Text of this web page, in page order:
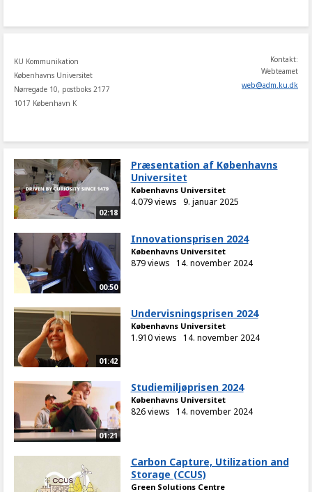
KU Kommunikation
Københavns Universitet
Nørregade 10, postboks 2177
1017 København K
Kontakt:
Webteamet
web@adm.ku.dk
02:18
Præsentation af Københavns
Universitet
Københavns Universitet
4.079 views 9. januar 2025
00:50
Innovationsprisen 2024
Københavns Universitet
879 views 14. november 2024
01:42
Undervisningsprisen 2024
Københavns Universitet
1.910 views 14. november 2024
01:21
Studiemiljøprisen 2024
Københavns Universitet
826 views 14. november 2024
Carbon Capture, Utilization and
Storage (CCUS)
Green Solutions Centre